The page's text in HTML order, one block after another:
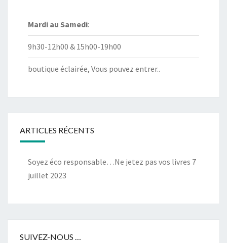
Mardi au Samedi:
9h30-12h00 & 15h00-19h00
boutique éclairée, Vous pouvez entrer..
ARTICLES RÉCENTS
Soyez éco responsable…Ne jetez pas vos livres 7
juillet 2023
SUIVEZ-NOUS …